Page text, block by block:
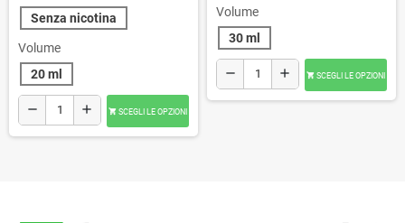
Senza nicotina
Volume
20 ml
remove add  SCEGLI LE OPZIONI
Volume
30 ml
remove add  SCEGLI LE OPZIONI